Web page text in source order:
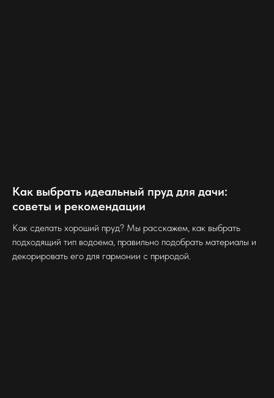
Как выбрать идеальный пруд для дачи:
советы и рекомендации
Как сделать хороший пруд? Мы расскажем, как выбрать
подходящий тип водоема, правильно подобрать материалы и
декорировать его для гармонии с природой.